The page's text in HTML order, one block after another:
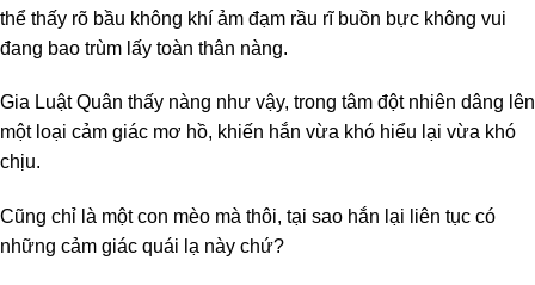
thể thấy rõ bầu không khí ảm đạm rầu rĩ buồn bực không vui
đang bao trùm lấy toàn thân nàng.
Gia Luật Quân thấy nàng như vậy, trong tâm đột nhiên dâng lên
một loại cảm giác mơ hồ, khiến hắn vừa khó hiểu lại vừa khó
chịu.
Cũng chỉ là một con mèo mà thôi, tại sao hắn lại liên tục có
những cảm giác quái lạ này chứ?